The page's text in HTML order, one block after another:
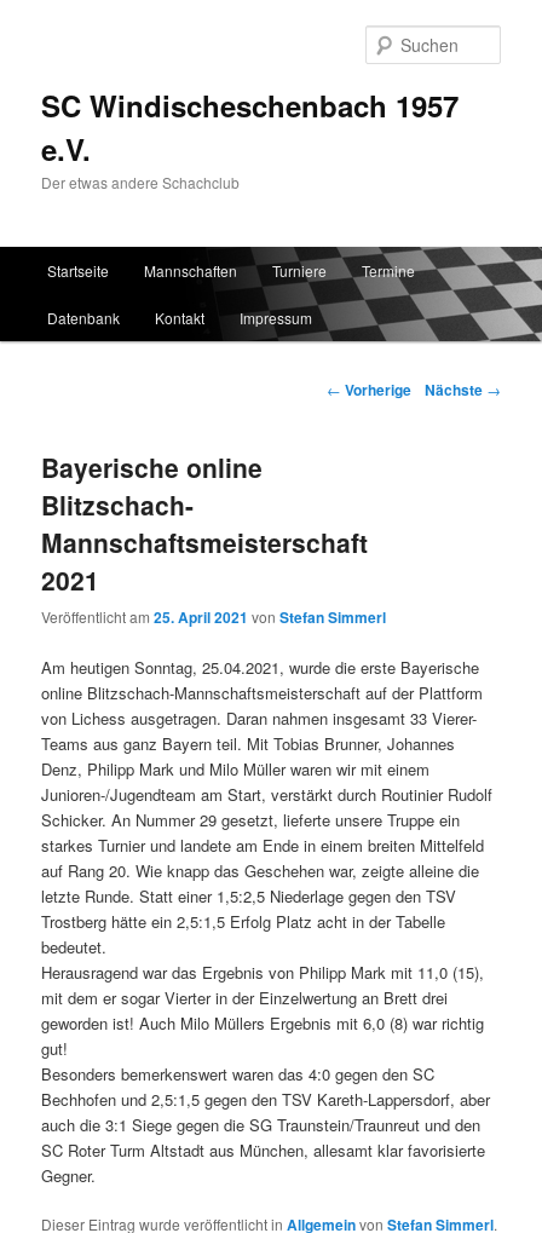
SC Windischeschenbach 1957
e.V.
Der etwas andere Schachclub
Zum Inhalt wechseln
Zum sekundären Inhalt wechseln
Startseite Mannschaften Turniere Termine
Datenbank Kontakt Impressum
Artikelnavigation
← Vorherige Nächste →
Bayerische online
Blitzschach-
Mannschaftsmeisterschaft
2021
Veröffentlicht am25. April 2021 vonStefan Simmerl
Am heutigen Sonntag, 25.04.2021, wurde die erste Bayerische
online Blitzschach-Mannschaftsmeisterschaft auf der Plattform
von Lichess ausgetragen. Daran nahmen insgesamt 33 Vierer-
Teams aus ganz Bayern teil. Mit Tobias Brunner, Johannes
Denz, Philipp Mark und Milo Müller waren wir mit einem
Junioren-/Jugendteam am Start, verstärkt durch Routinier Rudolf
Schicker. An Nummer 29 gesetzt, lieferte unsere Truppe ein
starkes Turnier und landete am Ende in einem breiten Mittelfeld
auf Rang 20. Wie knapp das Geschehen war, zeigte alleine die
letzte Runde. Statt einer 1,5:2,5 Niederlage gegen den TSV
Trostberg hätte ein 2,5:1,5 Erfolg Platz acht in der Tabelle
bedeutet.
Herausragend war das Ergebnis von Philipp Mark mit 11,0 (15),
mit dem er sogar Vierter in der Einzelwertung an Brett drei
geworden ist! Auch Milo Müllers Ergebnis mit 6,0 (8) war richtig
gut!
Besonders bemerkenswert waren das 4:0 gegen den SC
Bechhofen und 2,5:1,5 gegen den TSV Kareth-Lappersdorf, aber
auch die 3:1 Siege gegen die SG Traunstein/Traunreut und den
SC Roter Turm Altstadt aus München, allesamt klar favorisierte
Gegner.
Dieser Eintrag wurde veröffentlicht inAllgemeinvonStefan Simmerl.